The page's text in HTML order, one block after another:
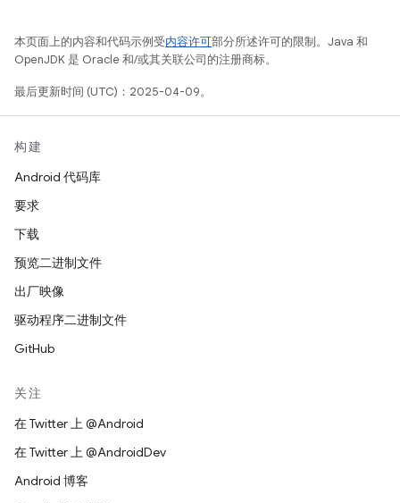
本页面上的内容和代码示例受内容许可部分所述许可的限制。Java 和
OpenJDK 是 Oracle 和/或其关联公司的注册商标。
最后更新时间 (UTC)：2025-04-09。
构建
Android 代码库
要求
下载
预览二进制文件
出厂映像
驱动程序二进制文件
GitHub
关注
在 Twitter 上 @Android
在 Twitter 上 @AndroidDev
Android 博客